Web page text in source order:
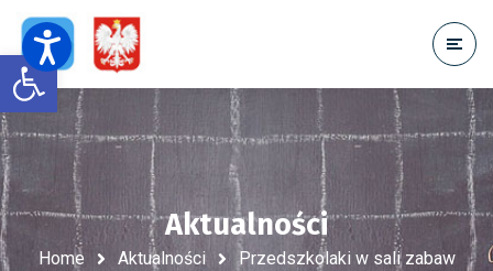
Open toolbar
Aktualności
Home Aktualności
Przedszkolaki w sali zabaw